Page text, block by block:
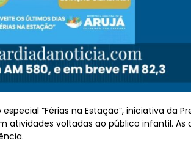
“Férias na Estação”, iniciativa da
voltadas ao público infantil.